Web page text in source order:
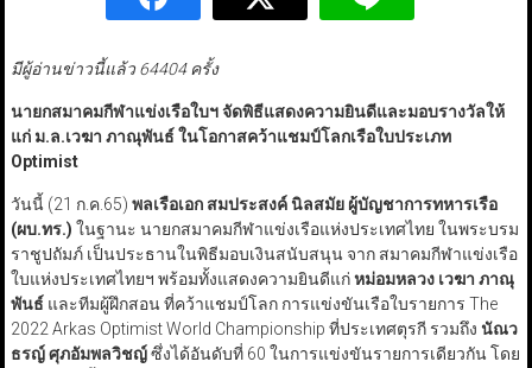
มีผู้อ่านข่าวนี้แล้ว 64404 ครั้ง
นายกสมาคมกีฬาแข่งเรือใบฯ จัดพิธีแสดงความยินดีและมอบรางวัลให้
แก่ ม.ล.เวฆา ภาณุพันธ์ ในโอกาสคว้าแชมป์โลกเรือใบประเภท
Optimist
วันนี้ (21 ก.ค.65) พลเรือเอก สมประสงค์ นิลสมัย ผู้บัญชาการทหารเรือ
(ผบ.ทร.) ในฐานะ นายกสมาคมกีฬาแข่งเรือแห่งประเทศไทย ในพระบรม
ราชูปถัมภ์ เป็นประธานในพิธีมอบเงินสนับสนุน จาก สมาคมกีฬาแข่งเรือ
ใบแห่งประเทศไทยฯ พร้อมทั้งแสดงความยินดีแก่หม่อมหลวง เวฆา ภาณุ
พันธ์ และทีมผู้ฝึกสอน ที่คว้าแชมป์โลก การแข่งขันเรือใบรายการ The
2022 Arkas Optimist World Championship ที่ประเทศตุรกี รวมถึง นัณว
ธรญ์ ศุภอัมพลวิชญ์ซึ่งได้อันดับที่ 60 ในการแข่งขันรายการเดียวกัน โดย